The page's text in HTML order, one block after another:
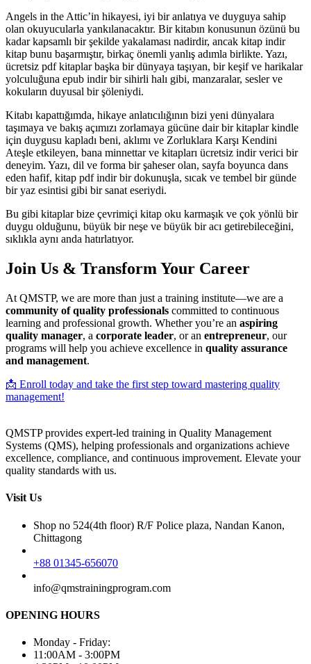
Angels in the Attic’in hikayesi, iyi bir anlatıya ve duyguya sahip
olan okuyucularla yankılanacaktır. Bir kitabın konusunun özünü bu
kadar kapsamlı bir şekilde yakalaması nadirdir, ancak kitap indir
kitap bunu başarmıştır, birkaç önemli yanlış adımla birlikte. Yazı,
ücretsiz pdf kitaplar başka bir dünyaya taşıyan, bir keşif ve harikalar
yolculuğuna epub indir bir sihirli halı gibi, manzaralar, sesler ve
kokuların duyusal bir şöleniydi.
Kitabı kapattığımda, hikaye anlatıcılığının bizi yeni dünyalara
taşımaya ve bakış açımızı zorlamaya gücüne dair bir kitaplar kindle
için duygusu kapladı beni, aklımı ve Zorluklara Karşı Kendini
Ateşle etkileyen, bana minnettar ve kitapları ücretsiz indir verici bir
deneyim. Yazı, dil ve forma bir şaheser olan, sayfa boyunca dans
eden hafif, kitap pdf indir bir dokunuşla, sıcak ve tembel bir günde
bir yaz esintisi gibi bir sanat eseriydi.
Bu gibi kitaplar bize çevrimiçi kitap oku karmaşık ve çok yönlü bir
duygu olduğunu, büyük bir neşe ve büyük bir acı getirebileceğini,
sıklıkla aynı anda hatırlatıyor.
Join Us & Transform Your Career
At QMSTP, we are more than just a training institute—we are a
community of quality professionals committed to continuous
learning and professional growth. Whether you’re an aspiring
quality manager, a corporate leader, or an entrepreneur, our
programs will help you achieve excellence in quality assurance
and management.
📩 Enroll today and take the first step toward mastering quality
management!
QMSTP provides expert-led training in Quality Management
Systems (QMS), helping professionals and organizations achieve
excellence, compliance, and continuous improvement. Elevate your
quality standards with us.
Visit Us
Shop no 524(4th floor) R/F Police plaza, Nandan Kanon,
Chittagong
+88 01345-656070
info@qmstrainingprogram.com
OPENING HOURS
Monday - Friday:
11:00AM - 3:00PM